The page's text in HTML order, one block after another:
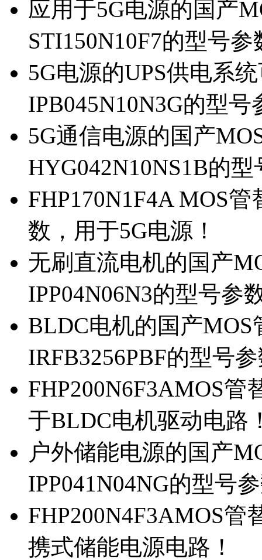
应用于5G电源的国产
STI150N10F7的型号参
5G电源的UPS供电系
IPB045N10N3G的型号
5G通信电源的国产
HYG042N10NS1B的
FHP170N1F4A MOS
数，用于5G电源！
无刷直流电机的国产
IPP04N06N3的型号参
BLDC电机的国产MOS
IRFB3256PBF的型号
FHP200N6F3AMOS管
于BLDC电机驱动电路
户外储能电源的国产
IPP041N04NG的型号
FHP200N4F3AMOS管
携式储能电源电路！